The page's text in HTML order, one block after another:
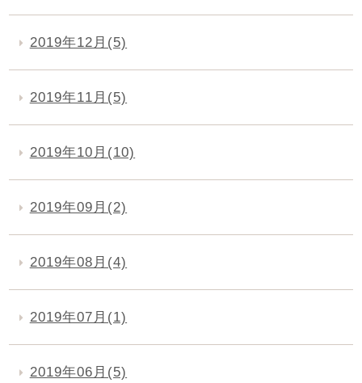
2019年12月(5)
2019年11月(5)
2019年10月(10)
2019年09月(2)
2019年08月(4)
2019年07月(1)
2019年06月(5)